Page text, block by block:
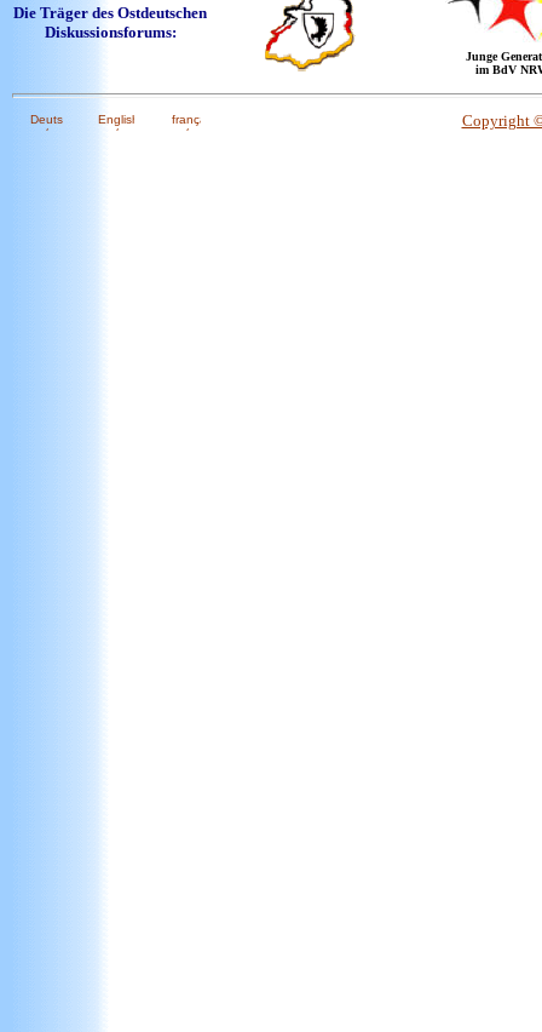
Die Träger des Ostdeutschen
Diskussionsforums:
Junge
im BdV
Copyright